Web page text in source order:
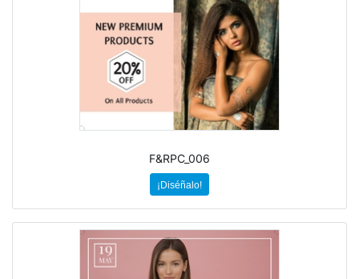
F&RPC_006
¡Diséñalo!